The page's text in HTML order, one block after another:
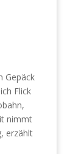
Gepäck
Flick
nimmt
erzählt